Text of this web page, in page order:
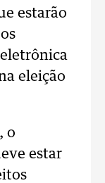
estarão
eleição
o
estar